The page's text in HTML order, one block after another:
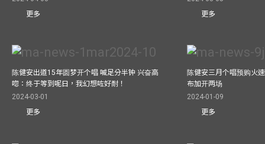
更多
更多
陈健安出道15年圆梦开个唱 喊足分半钟 兴奋高
唿：终于等到呢日，我幻想咗好耐！
2024-03-01
更多
陈健安三月个唱预购火
布加开两场
2024-01-09
更多